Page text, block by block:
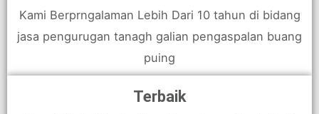
Kami Berprngalaman Lebih Dari 10 tahun di bidang
jasa pengurugan tanagh galian pengaspalan buang
puing
Terbaik